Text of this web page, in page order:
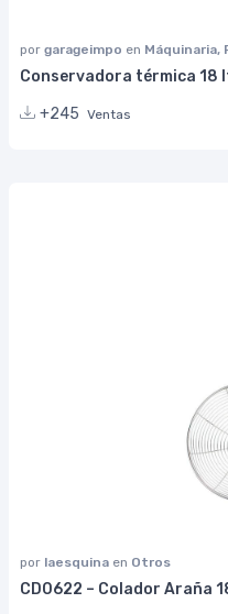
por garageimpo en
Conservadora térmica 18
+245 Ventas
por laesquina en Otros
CD0622 – Colador Araña